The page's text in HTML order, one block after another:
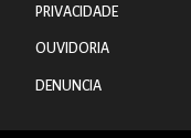
PRIVACIDADE
OUVIDORIA
DENUNCIA